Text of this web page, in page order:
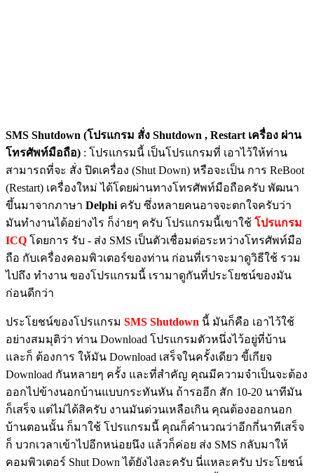
SMS Shutdown (โปรแกรม สั่ง Shutdown , Restart เครื่อง ผ่าน
โทรศัพท์มือถือ) : โปรแกรมนี้ เป็นโปรแกรมที่ เอาไว้ให้ท่าน
สามารถที่จะ สั่ง ปิดเครื่อง (Shut Down) หรือจะเป็น การ ReBoot
(Restart) เครื่องใหม่ ได้โดยผ่านทางโทรศัพท์มือถือครับ พัฒนา
ขึ้นมาจากภาษา Delphiครับ ซึ่งหลายคนอาจจะตกใจครับว่า
มันทำงานได้อย่างไร ก็ง่ายๆ ครับ โปรแกรมนี้เขาใช้ โปรแกรม
ICQ โดยการ รับ - ส่ง SMS เป็นตัวเชื่อมต่อระหว่างโทรศัพท์มือ
ถือ กับเครื่องคอมพิวเตอร์ของท่าน ก่อนที่เราจะมาดูวิธีใช้ รวม
ไปถึง ทำงาน ของโปรแกรมนี้ เรามาดูกันที่ประโยชน์ของมัน
ก่อนดีกว่า
ประโยชน์ของโปรแกรม SMS Shutdown นี้ มันก็คือ เอาไว้ใช้
อย่างสมมุติว่า ท่าน Download โปรแกรมตัวหนึ่งไว้อยู่ที่บ้าน
และก็ ต้องการ ให้มัน Download เสร็จในครั้งเดียว ขี้เกียจ
Download กันหลายๆ ครั้ง และที่สำคัญ คุณมีความจำเป็นจะต้อง
ออกไปข้างนอกบ้านแบบกระทันหัน ถ้ารออีก สัก 10-20 นาทีมัน
ก็เสร็จ แต่ไม่ได้สิครับ งานมันด่วนเหลือเกิน คุณต้องออกนอก
บ้านตอนนั้น ก็มาใช้ โปรแกรมนี้ คุณก็คำนวณว่าอีกกี่นาทีเสร็จ
ก็ บวกเวลาเข้าไปอีกหน่อยนึง แล้วก็ค่อย ส่ง SMS กลับมาให้
คอมพิวเตอร์ Shut Down ได้ยังไงละครับ นี่แหละครับ ประโยชน์